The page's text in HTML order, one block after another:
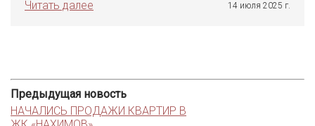
Читать далее 14 июля 2025 г.
Предыдущая новость
НАЧАЛИСЬ ПРОДАЖИ КВАРТИР В